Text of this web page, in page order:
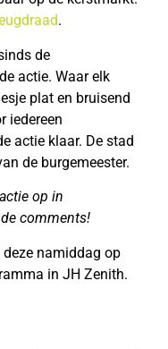
.
de
actie. Waar elk
plat en bruisend
iedereen
actie klaar. De stad
de burgemeester.
op in
comments!
namiddag op
in JH Zenith.